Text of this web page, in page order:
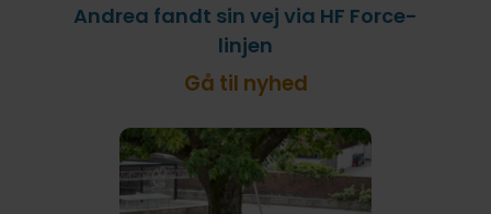
Andrea fandt sin vej via HF Force-
linjen
Gå til nyhed